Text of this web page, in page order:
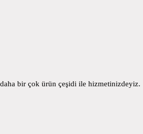
bir çok ürün çeşidi ile hizmetinizdeyiz.